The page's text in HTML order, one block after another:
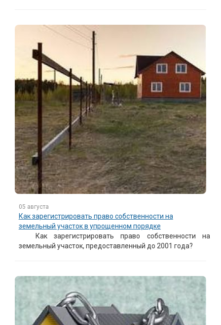
05 августа
Как зарегистрировать право собственности на
земельный участок в упрощенном порядке
Как зарегистрировать право собственности на
земельный участок, предоставленный до 2001 года?